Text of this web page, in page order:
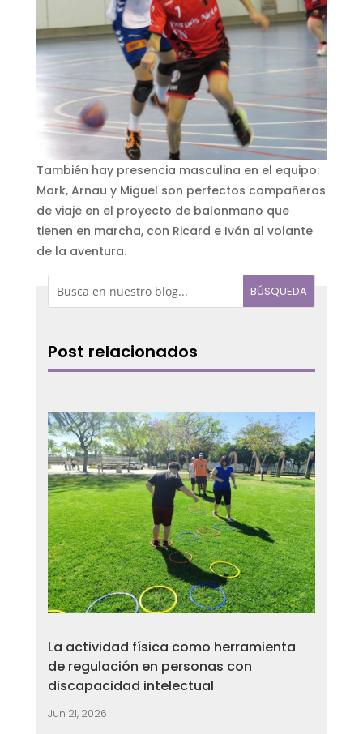
También hay presencia masculina en el equipo:
Mark, Arnau y Miguel son perfectos compañeros
de viaje en el proyecto de balonmano que
tienen en marcha, con Ricard e Iván al volante
de la aventura.
Post relacionados
La actividad física como herramienta
de regulación en personas con
discapacidad intelectual
Jun 21, 2026